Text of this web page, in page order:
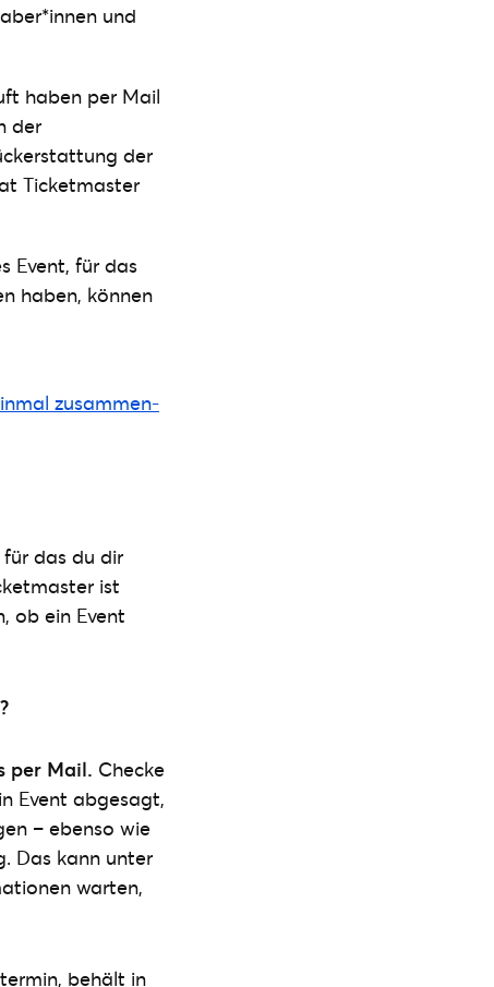
und
haben per Mail
der
der
Ticketmaster
Event, für das
haben, können
zusammen­
das du dir
ist
ob ein Event
per Mail. Checke
Event abgesagt,
– ebenso wie
Das kann unter
warten,
behält in